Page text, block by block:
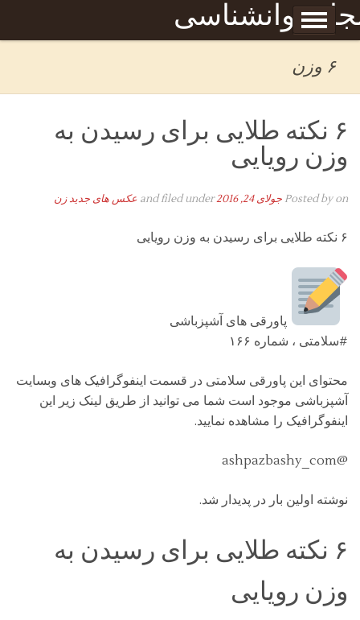
روانشناسی
Skip to content
برگه نمونه
۶ وزن
۶ نکته طلایی برای رسیدن به
وزن رویایی
Posted byon جولای 24, 2016 and filed under عکس های جدید زن
۶ نکته طلایی برای رسیدن به وزن رویایی
پاورقی های آشپزباشی
#سلامتی ، شماره ۱۶۶
محتوای این پاورقی سلامتی در قسمت اینفوگرافیک های وبسایت
آشپزباشی موجود است شما می توانید از طریق لینک زیر این
اینفوگرافیک را مشاهده نمایید.
@ashpazbashy_com
نوشته اولین بار در پدیدار شد.
۶ نکته طلایی برای رسیدن به
وزن رویایی